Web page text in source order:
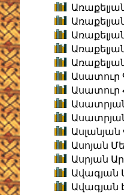
Ասատուր
Ասատուր
Ասոյան
Ասրյան
Ավագյան
Ավագյան